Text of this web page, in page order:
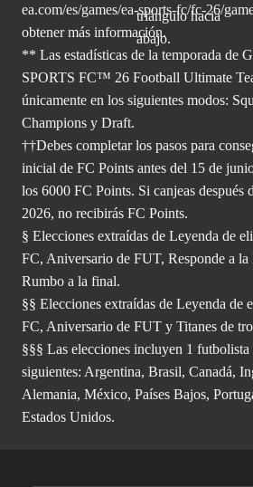
ea.com/es/games/ea-sports-fc/fc-26/
obtenermás información.
** Las estadísticas de la temporada de
SPORTS FC™ 26 Football Ultimate
únicamente en los siguientes modos:
Champions y Draft.
††Debes completar los pasos para
inicial de FC Points antes del 15 de
los 6000 FC Points. Si canjeas después
2026, no recibirás FC Points.
§ Elecciones extraídas de Leyenda de
FC, Aniversario de FUT, Responde a
Rumbo a la final.
§§ Elecciones extraídas de Leyenda de
FC, Aniversario de FUT y Titanes de
§§§ Las elecciones incluyen 1 futbolista
siguientes: Argentina, Brasil, Canadá,
Alemania, México, Países Bajos,
Estados Unidos.